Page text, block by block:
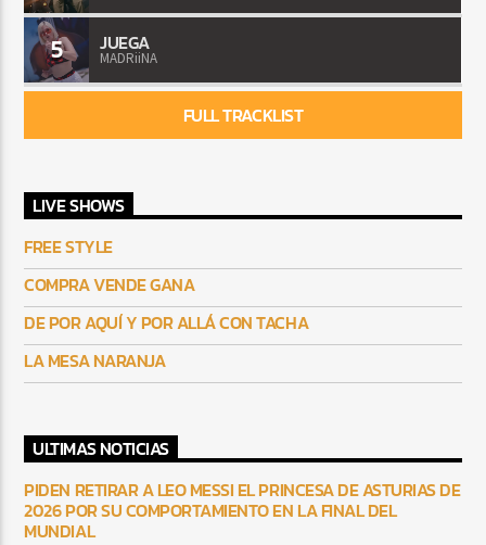
5 JUEGA
MADRiiNA
FULL TRACKLIST
LIVE SHOWS
FREE STYLE
COMPRA VENDE GANA
DE POR AQUÍ Y POR ALLÁ CON TACHA
LA MESA NARANJA
ULTIMAS NOTICIAS
PIDEN RETIRAR A LEO MESSI EL PRINCESA DE ASTURIAS DE
2026 POR SU COMPORTAMIENTO EN LA FINAL DEL
MUNDIAL